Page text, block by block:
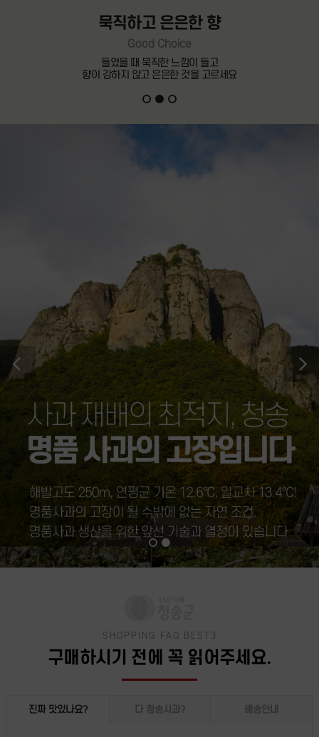
묵직하고 은은한 향
Good Choice
들었을 때 묵직한 느낌이 들고
향이 강하지 않고 은은한 것을 고르세요
SHOPPING FAQ BEST3
구매하시기 전에 꼭 읽어주세요.
진짜 맛있나요? 다 청송사과? 배송안내